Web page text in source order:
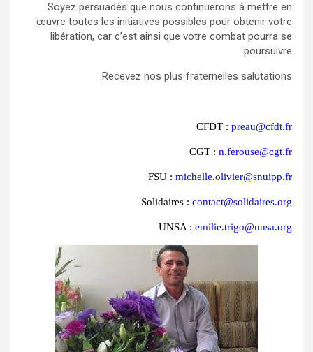
Soyez persuadés que nous continuerons à mettre en
œuvre toutes les initiatives possibles pour obtenir votre
libération, car c’est ainsi que votre combat pourra se
poursuivre.
Recevez nos plus fraternelles salutations.
CFDT : preau@cfdt.fr
CGT : n.ferouse@cgt.fr
FSU : michelle.olivier@snuipp.fr
Solidaires : contact@solidaires.org
UNSA : emilie.trigo@unsa.org